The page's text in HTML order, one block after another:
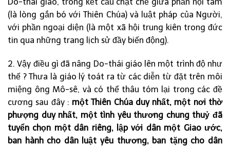
(là lòng gắn bó với Thiên Chúa) và luật pháp của Người,
với phần ngoại diện (là một xã hội trung kiên trong đức
tin qua những trang lịch sử đầy biến động).
2. Vậy điều gì đã nâng Do-thái giáo lên một trình độ như
thế ? Thưa là giáo lý toát ra từ các diễn từ đặt trên môi
miệng ông Mô-sê, và có thể thâu tóm lại trong các đề
cương sau đây : một Thiên Chúa duy nhất, một nơi thờ
phượng duy nhất, một tình yêu thương chung thuỷ đã
tuyển chọn một dân riêng, lập với dân một Giao ước,
ban hành cho dân luật yêu thương, ban tặng cho dân